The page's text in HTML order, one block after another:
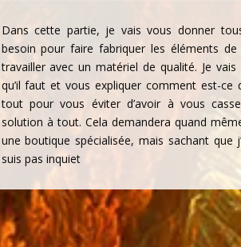
Dans cette partie, je vais vous donner
besoin pour faire fabriquer les éléments
travailler avec un matériel de qualité. Je
qu’il faut et vous expliquer comment est-ce
tout pour vous éviter d’avoir à vous
solution à tout. Cela demandera quand
une boutique spécialisée, mais sachant que
suis pas inquiet